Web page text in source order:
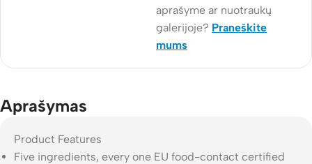
aprašyme ar nuotraukų
galerijoje? Praneškite
mums
Aprašymas
Product Features
Five ingredients, every one EU food-contact certified